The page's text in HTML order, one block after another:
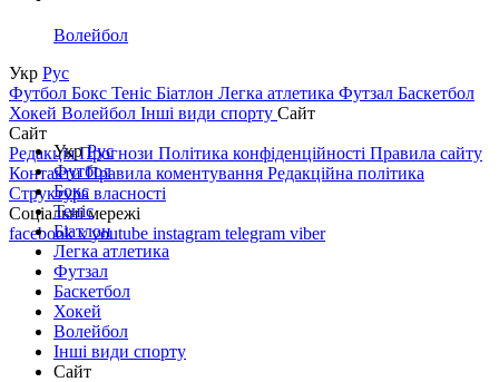
Волейбол
Укр Рус
Футбол Бокс Теніс Біатлон Легка атлетика Футзал Баскетбол
Хокей Волейбол Інші види спорту Сайт
Сайт
РедакціяПрогнози Політика конфіденційності Правила сайту
КонтактиПравила коментування Редакційна політика
Структура власності
Соціальні мережі
facebookxyoutube instagram telegram viber
УкрРус
Футбол
Бокс
Теніс
Біатлон
Легка атлетика
Футзал
Баскетбол
Хокей
Волейбол
Інші види спорту
Сайт